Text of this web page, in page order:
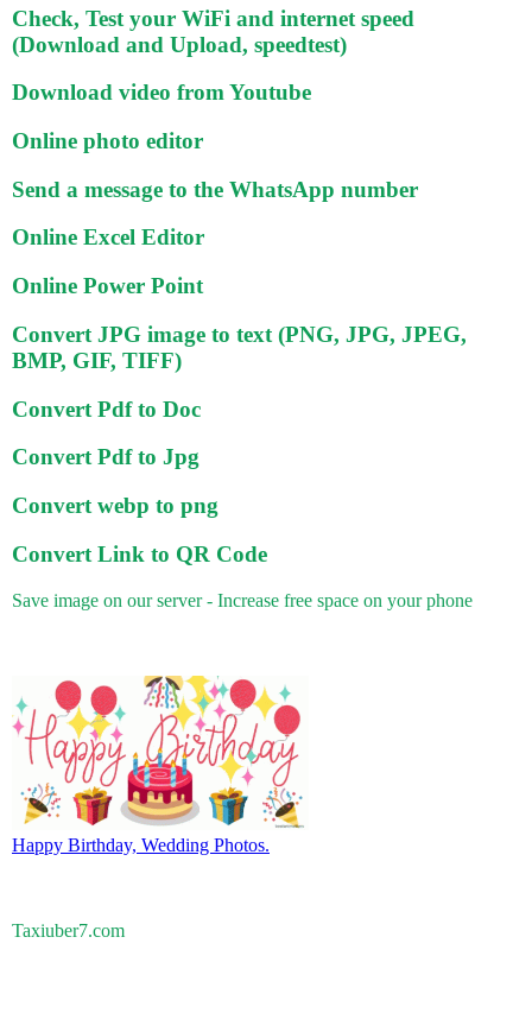
Check, Test your WiFi and internet speed
(Download and Upload, speedtest)
Download video from Youtube
Online photo editor
Send a message to the WhatsApp number
Online Excel Editor
Online Power Point
Convert JPG image to text (PNG, JPG, JPEG,
BMP, GIF, TIFF)
Convert Pdf to Doc
Convert Pdf to Jpg
Convert webp to png
Convert Link to QR Code
Save image on our server - Increase free space on your phone
Happy Birthday, Wedding Photos.
Taxiuber7.com